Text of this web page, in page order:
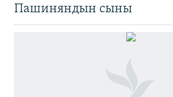
Пашиняндын сыны